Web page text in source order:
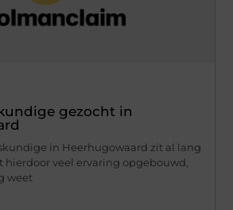
gezocht in
in Heerhugowaard zit al lang
hierdoor veel ervaring opgebouwd,
weet